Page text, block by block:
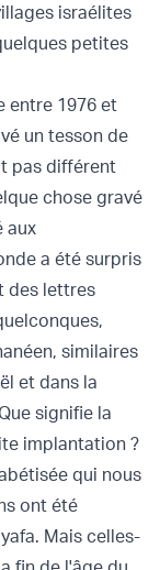
israélites
petites
entre 1976 et
un tesson de
pas différent
chose gravé
aux
a été surpris
des lettres
similaires
et dans la
signifie la
implantation ?
qui nous
ont été
Mais celles-